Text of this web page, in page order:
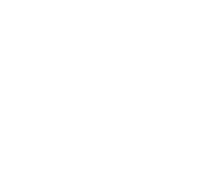
von oder Zugriff auf Informationen auf einem Endgerät
reduzierter Daten zur Auswahl von Werbeanzeigen